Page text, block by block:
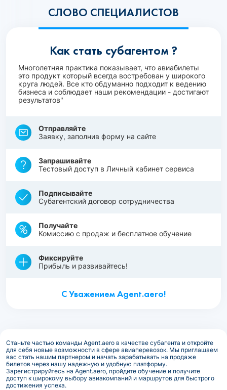
СЛОВО СПЕЦИАЛИСТОВ
Как стать субагентом ?
Многолетняя практика показывает, что авиабилеты
это продукт который всегда востребован у широкого
круга людей. Все кто обдуманно подходит к ведению
бизнеса и соблюдает наши рекомендации - достигают
результатов"
Отправляйте
Заявку, заполнив форму на сайте
Запрашивайте
Тестовый доступ в Личный кабинет сервиса
Подписывайте
Субагентский договор сотрудничества
Получайте
Комиссию с продаж и бесплатное обучение
Фиксируйте
Прибыль и развивайтесь!
С Уважением Agent.aero!
Станьте частью команды Agent.aero в качестве субагента и откройте
для себя новые возможности в сфере авиаперевозок. Мы приглашаем
вас стать нашим партнером и начать зарабатывать на продаже
билетов через нашу надежную и удобную платформу.
Зарегистрируйтесь на Agent.aero, пройдите обучение и получите
доступ к широкому выбору авиакомпаний и маршрутов для быстрого
достижения успеха.